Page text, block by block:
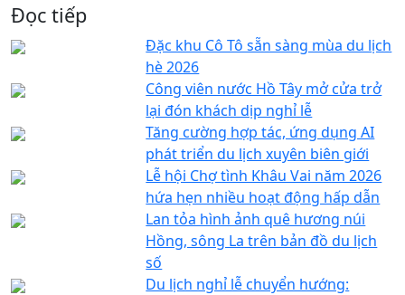
Đọc tiếp
Đặc khu Cô Tô sẵn sàng mùa du lịch
hè 2026
Công viên nước Hồ Tây mở cửa trở
lại đón khách dịp nghỉ lễ
Tăng cường hợp tác, ứng dụng AI
phát triển du lịch xuyên biên giới
Lễ hội Chợ tình Khâu Vai năm 2026
hứa hẹn nhiều hoạt động hấp dẫn
Lan tỏa hình ảnh quê hương núi
Hồng, sông La trên bản đồ du lịch
số
Du lịch nghỉ lễ chuyển hướng: